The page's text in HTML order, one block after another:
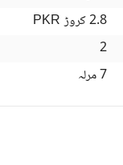
PKR
2.8 کروڑ
2
7 مرلہ